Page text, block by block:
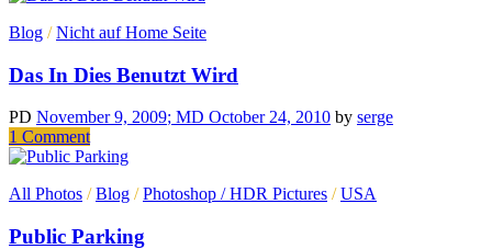
Blog /Nicht auf Home Seite
Das In Dies Benutzt Wird
PD November 9, 2009; MD October 24, 2010 by serge
1 Commenton
Das
Dies
Wird
All Photos /Blog /Photoshop / HDR Pictures /USA
Public Parking